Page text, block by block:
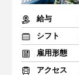
給与
シフト
雇用形態
アクセス